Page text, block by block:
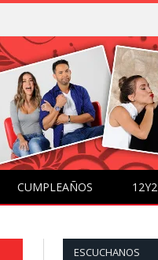
CUMPLEAÑOS 12Y2
ESCUCHANOS